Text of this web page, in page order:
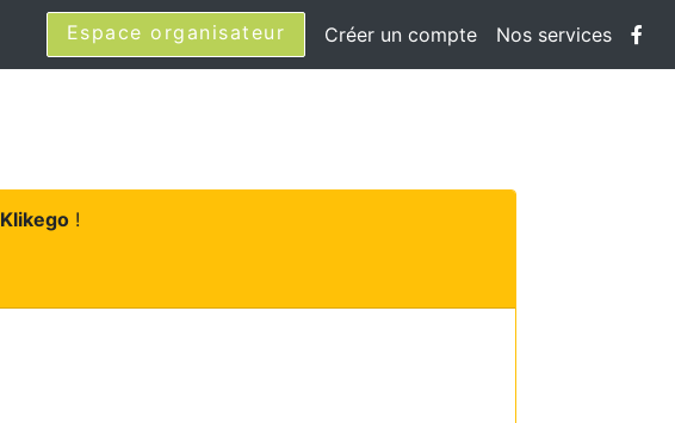
Espace organisateur Créer un compte Nos services
Klikego!